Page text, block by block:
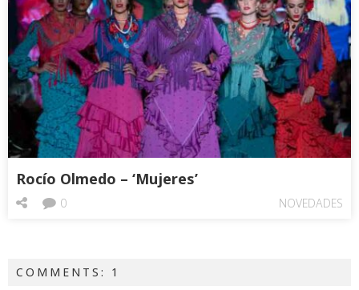
Rocío Olmedo – ‘Mujeres’
NOVEDADES
0
COMMENTS: 1